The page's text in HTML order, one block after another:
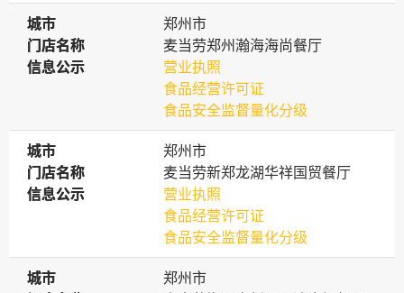
城市
城市
郑州市
门店名称
门店名称
麦当劳郑州瀚海海尚餐厅
信息公示
信息公示
营业执照
食品经营许可证
食品安全监督量化分级
城市
城市
郑州市
门店名称
门店名称
麦当劳新郑龙湖华祥国贸餐厅
信息公示
信息公示
营业执照
食品经营许可证
食品安全监督量化分级
城市
城市
郑州市